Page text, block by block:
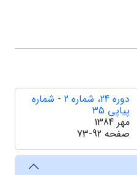
دوره 24، شماره 2 - شماره
پیاپی 35
مهر 1384
صفحه 73-92